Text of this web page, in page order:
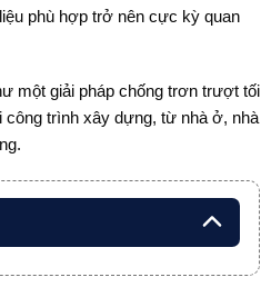
phù hợp trở nên cực kỳ quan
một giải pháp chống trơn trượt tối
công trình xây dựng, từ nhà ở, nhà